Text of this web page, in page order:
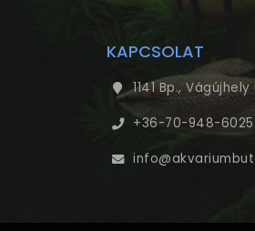
KAPCSOLAT
1141 Bp., Vágújhely
+36-70-948-6025